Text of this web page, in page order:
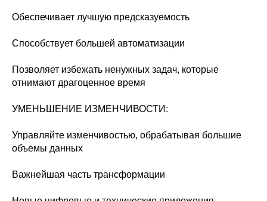
Обеспечивает лучшую предсказуемость
Способствует большей автоматизации
Позволяет избежать ненужных задач, которые
отнимают драгоценное время
УМЕНЬШЕНИЕ ИЗМЕНЧИВОСТИ:
Управляйте изменчивостью, обрабатывая большие
объемы данных
Важнейшая часть трансформации